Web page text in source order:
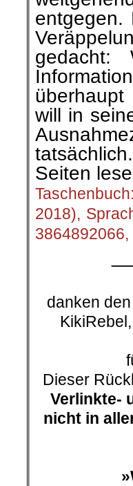
entgegen.
will in
Seiten
2018),
danken
Dieser
Verlinkte-
nicht in